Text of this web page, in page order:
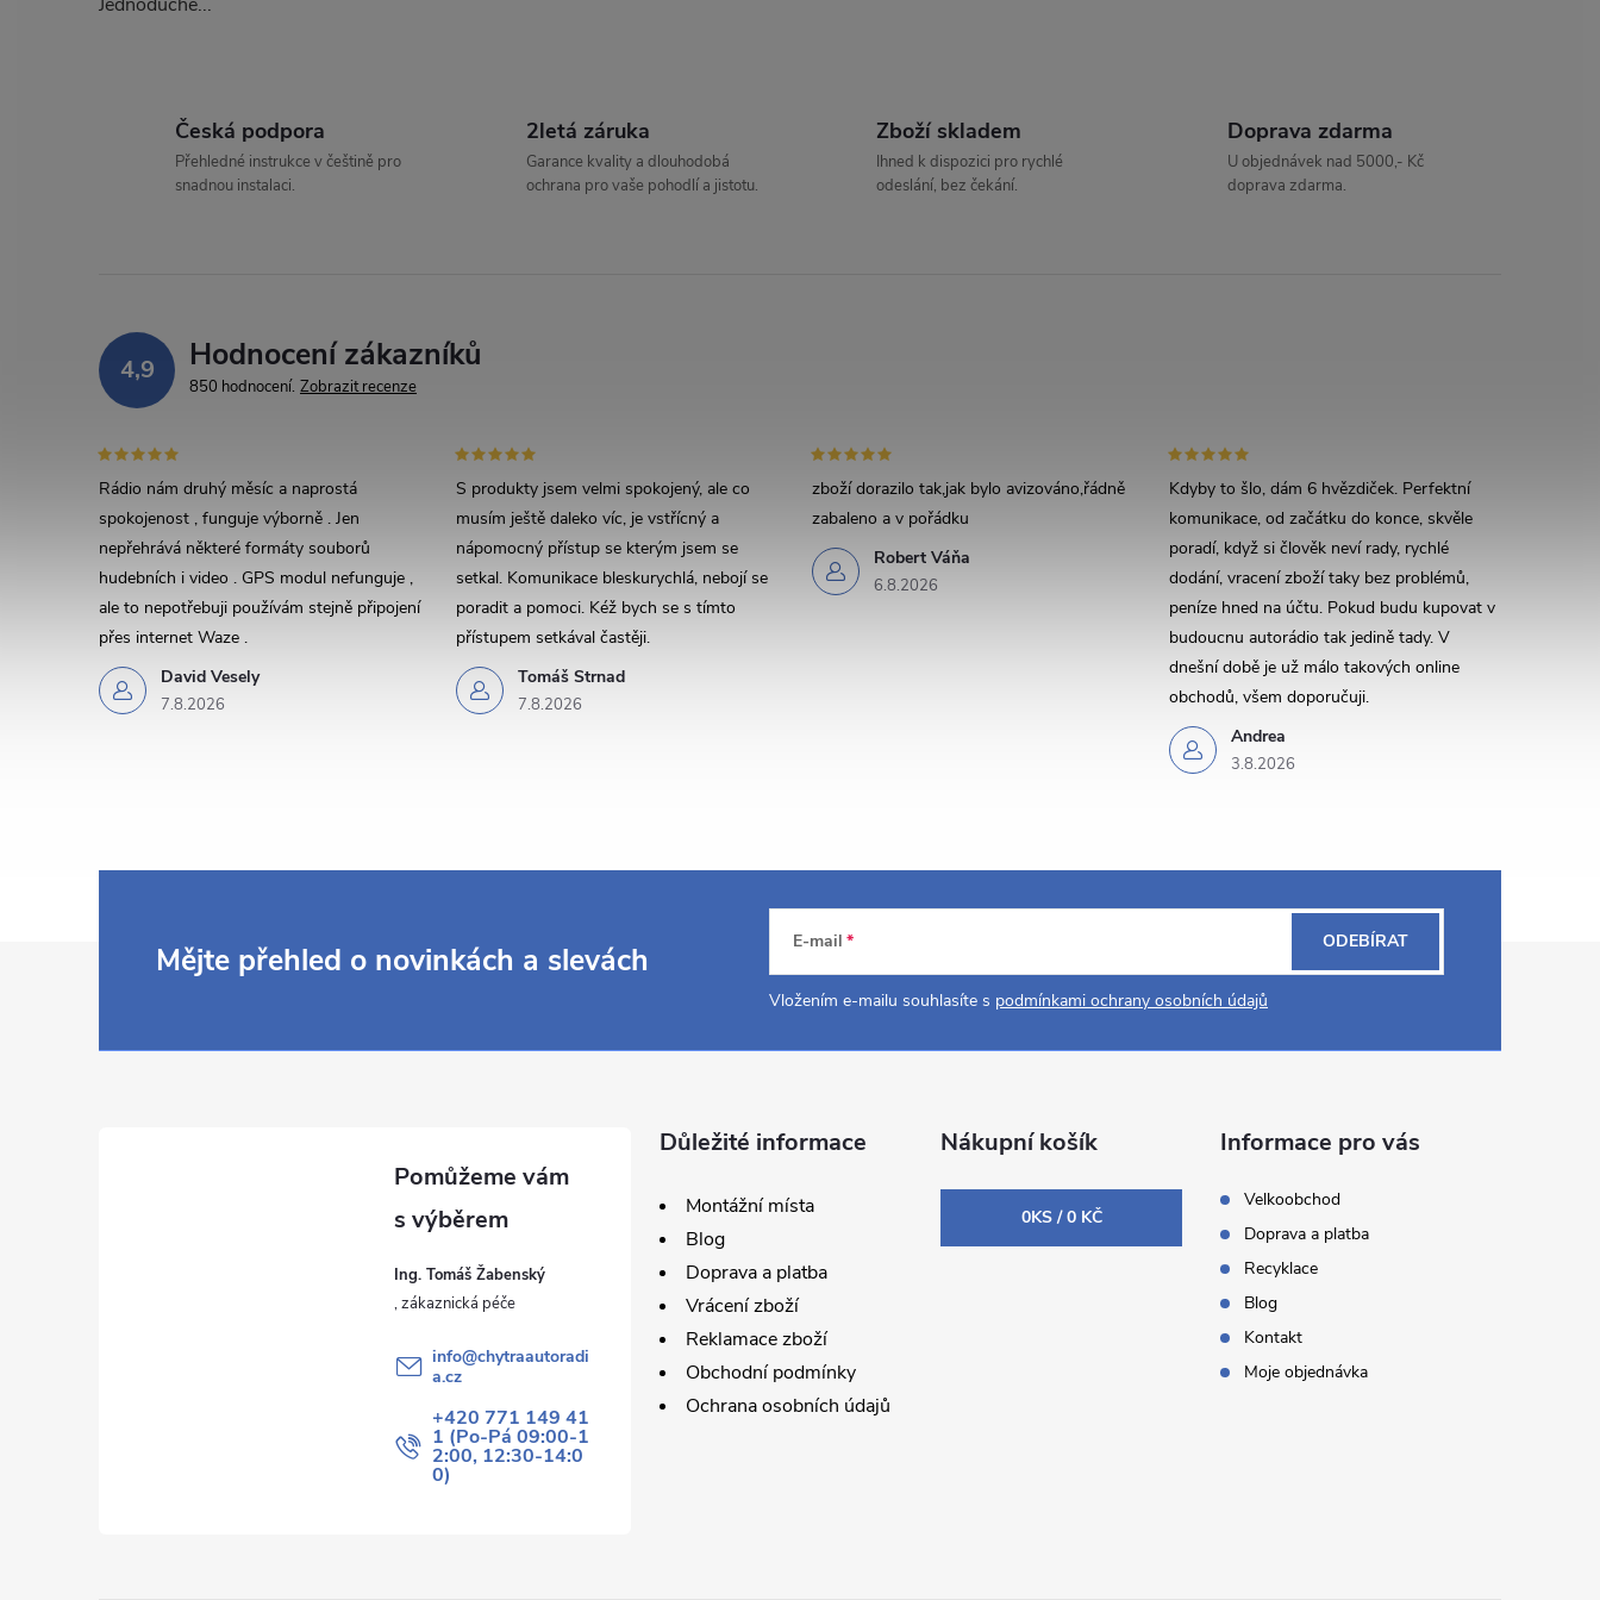
á
d
v
k
y
v
ý
p
Česká podpora
Přehledné instrukce v češtině pro
snadnou instalaci.
2letá záruka
Garance kvality a dlouhodobá
ochrana pro vaše pohodlí a jistotu.
Zboží skladem
Ihned k dispozici pro rychlé
odeslání, bez čekání.
Doprava zdarma
U objednávek nad 5000,- Kč
doprava zdarma.
4,9 Hodnocení zákazníků
850 hodnocení Zobrazit recenze
David Vesely
7.8.2026
Rádio nám druhý měsíc a naprostá
spokojenost , funguje výborně . Jen
nepřehrává některé formáty souborů
hudebních i video . GPS modul nefunguje ,
ale to nepotřebuji používám stejně připojení
přes internet Waze .
Tomáš Strnad
7.8.2026
S produkty jsem velmi spokojený, ale co
musím ještě daleko víc, je vstřícný a
nápomocný přístup se kterým jsem se
setkal. Komunikace bleskurychlá, nebojí se
poradit a pomoci. Kéž bych se s tímto
přístupem setkával častěji.
Robert Váňa
6.8.2026
zboží dorazilo tak,jak bylo avizováno,řádně
zabaleno a v pořádku
Andrea
3.8.2026
Kdyby to šlo, dám 6 hvězdiček. Perfektní
komunikace, od začátku do konce, skvěle
poradí, když si člověk neví rady, rychlé
dodání, vracení zboží taky bez problémů,
peníze hned na účtu. Pokud budu kupovat v
budoucnu autorádio tak jedině tady. V
dnešní době je už málo takových online
obchodů, všem doporučuji.
Mějte přehled o novinkách a slevách E-mail
Vložením e-mailu souhlasíte s podmínkami ochrany osobních údajů
ODEBÍRAT
Ing. Tomáš Žabenský
info@chytraautoradi
a.cz
+420 771 149 41
1 (Po-Pá 09:00-1
2:00, 12:30-14:0
0)
Důležité informace
Montážní místa
Blog
Doprava a platba
Vrácení zboží
Reklamace zboží
Obchodní podmínky
Ochrana osobních údajů
Nákupní košík
0KS /0 KČ
Informace pro vás
Velkoobchod
Doprava a platba
Recyklace
Blog
Kontakt
Moje objednávka